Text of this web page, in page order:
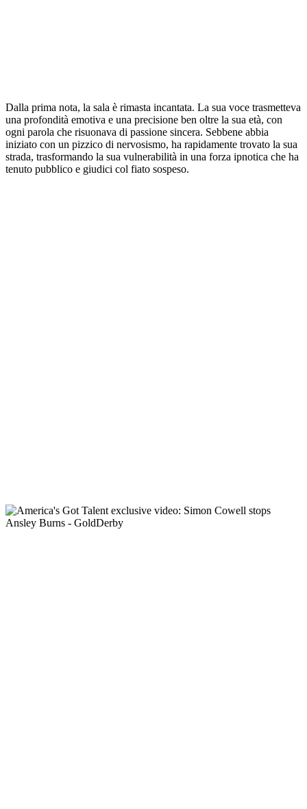
Dalla prima nota, la sala è rimasta incantata. La sua voce trasmetteva
una profondità emotiva e una precisione ben oltre la sua età, con
ogni parola che risuonava di passione sincera. Sebbene abbia
iniziato con un pizzico di nervosismo, ha rapidamente trovato la sua
strada, trasformando la sua vulnerabilità in una forza ipnotica che ha
tenuto pubblico e giudici col fiato sospeso.